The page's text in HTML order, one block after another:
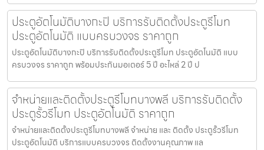
ประตูอัตโนมัติบางกะปิ บริการรับติดตั้งประตูรีโมท
ประตูอัตโนมัติ แบบครบวงจร ราคาถูก
ประตูอัตโนมัติบางกะปิ บริการรับติดตั้งประตูรีโมท ประตูอัตโนมัติ แบบ
ครบวงจร ราคาถูก พร้อมประกันมอเตอร์ 5 ปี อะไหล่ 2 ปี ป
จำหน่ายและติดตั้งประตูรีโมทบางพลี บริการรับติดตั้ง
ประตูรั้วรีโมท ประตูอัตโนมัติ ราคาถูก
จำหน่ายและติดตั้งประตูรีโมทบางพลี จำหน่าย และ ติดตั้ง ประตูรั้วรีโมท
ประตูอัตโนมัติ บริการแบบครบวงจร ติดตั้งงานคุณภาพ แล